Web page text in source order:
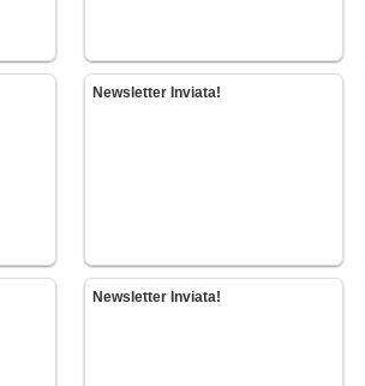
Newsletter Inviata!
Newsletter Inviata!